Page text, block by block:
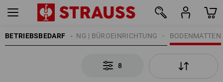
BETRIEBSBEDARF BODENMATTEN
WERKSTATTEINRICHTUNG | BÜROEINRICHTUNG
8